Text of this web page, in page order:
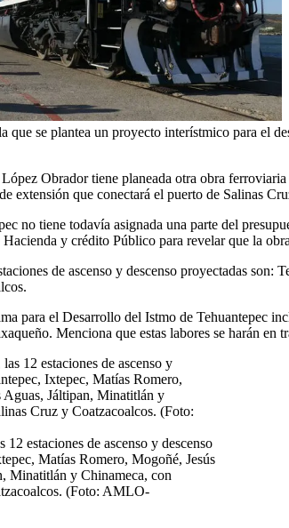
que se plantea un proyecto interístmico para el
Obrador tiene planeada otra obra
extensión que conectará el puerto de Salinas
no tiene todavía asignada una parte del
y crédito Público para revelar que la
de ascenso y descenso proyectadas
para el Desarrollo del Istmo de Tehuantepec
Menciona que estas labores se harán
estaciones de ascenso y descenso
Matías Romero, Mogoñé, Jesús
Minatitlán y Chinameca, con
(Foto: AMLO-